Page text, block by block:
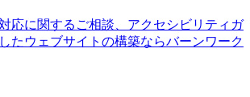
応に関するご相談、アクセシビリティガ
たウェブサイトの構築ならバーンワーク